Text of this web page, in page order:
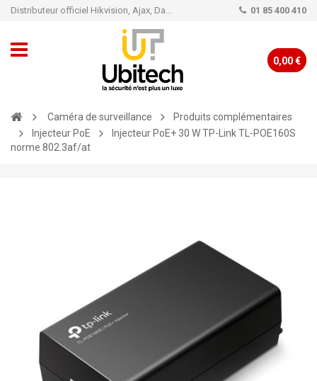
Distributeur officiel Hikvision, Ajax, Dahua, TP-Link - Caméra de vidéo surveillance - Alarme 01 85 400 410
0,00 €
Caméra de surveillance
Produits complémentaires
Injecteur PoE
Injecteur PoE+ 30 W TP-Link TL-POE160S
norme 802.3af/at